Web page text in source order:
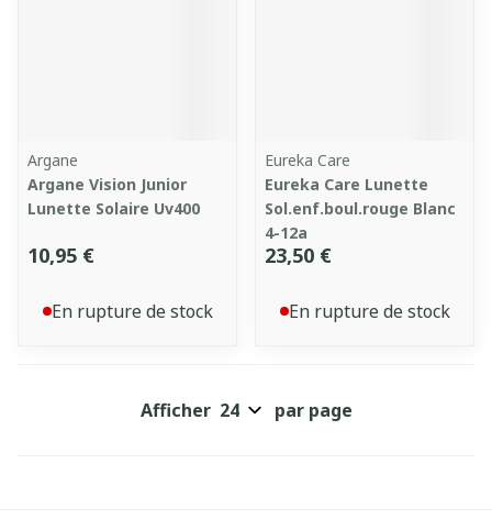
Argane
Argane Vision Junior
Lunette Solaire Uv400
10,95 €
En rupture de stock
Eureka Care
Eureka Care Lunette
Sol.enf.boul.rouge Blanc
4-12a
23,50 €
En rupture de stock
Afficher par page